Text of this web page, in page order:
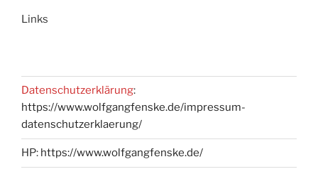
Links
Datenschutzerklärung:
https://www.wolfgangfenske.de/impressum-
datenschutzerklaerung/
HP: https://www.wolfgangfenske.de/